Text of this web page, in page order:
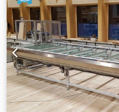
5 metros BREMS.